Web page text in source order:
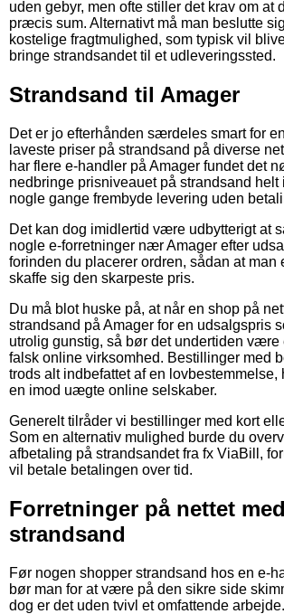
uden gebyr, men ofte stiller det krav om at
præcis sum. Alternativt må man beslutte
kostelige fragtmulighed, som typisk vil
bringe strandsandet til et udleveringssted.
Strandsand til Amager
Det er jo efterhånden særdeles smart for
laveste priser på strandsand på diverse
har flere e-handler på Amager fundet det
nedbringe prisniveauet på strandsand helt
nogle gange frembyde levering uden
Det kan dog imidlertid være udbytterigt at
nogle e-forretninger nær Amager efter
forinden du placerer ordren, sådan at man
skaffe sig den skarpeste pris.
Du må blot huske på, at når en shop på
strandsand på Amager for en udsalgspris
utrolig gunstig, så bør det undertiden være
falsk online virksomhed. Bestillinger med
trods alt indbefattet af en lovbestemmelse,
en imod uægte online selskaber.
Generelt tilråder vi bestillinger med kort
Som en alternativ mulighed burde du
afbetaling på strandsandet fra fx ViaBill,
vil betale betalingen over tid.
Forretninger på nettet med
strandsand
Før nogen shopper strandsand hos en e-
bør man for at være på den sikre side
dog er det uden tvivl et omfattende arbejde.